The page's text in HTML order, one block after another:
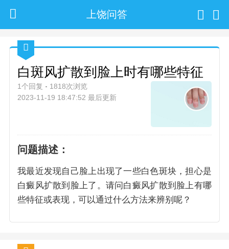
上饶问答
白斑风扩散到脸上时有哪些特征
1个回复
1818次浏览
2023-11-19 18:47:52 最后更新
问题描述：
我最近发现自己脸上出现了一些白色斑块，担心是
白癜风扩散到脸上了。请问白癜风扩散到脸上有哪
些特征或表现，可以通过什么方法来辨别呢？